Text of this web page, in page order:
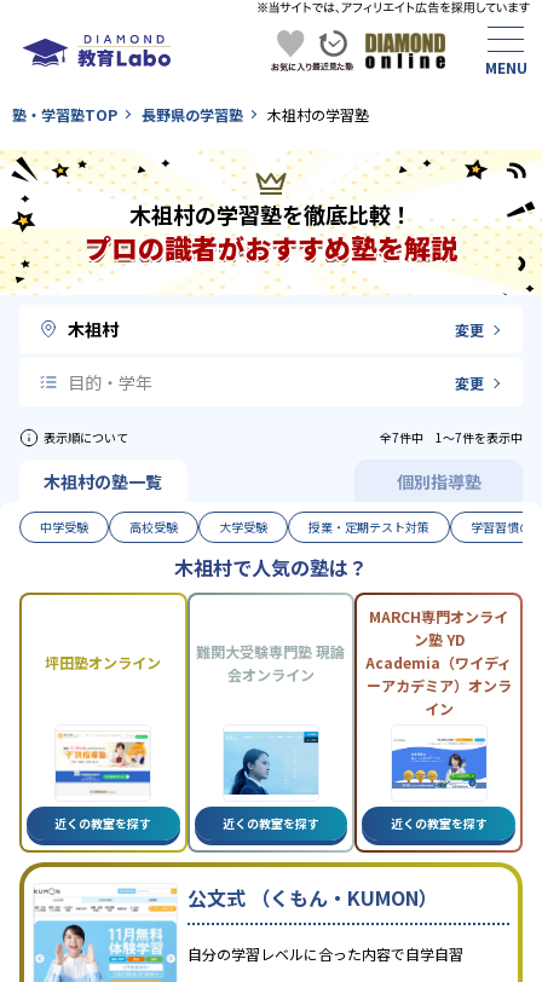
塾・学習塾TOP 長野県の学習塾 木祖村の学習塾
木祖村の学習塾を徹底比較！
プロの識者がおすすめ塾を解説
木祖村 変更
目的・学年 変更
表示順について 全7件中 1〜7件を表示中
木祖村の塾一覧 個別指導塾
中学受験 高校受験 大学受験 授業・定期テスト対策 学習習慣の
木祖村で人気の塾は？
坪田塾オンライン
近くの教室を探す
難関大受験専門塾 現論
会オンライン
近くの教室を探す
MARCH専門オンライ
ン塾 YD
Academia（ワイディ
ーアカデミア）オンラ
イン
近くの教室を探す
公文式 （くもん・KUMON）
自分の学習レベルに合った内容で自学自習